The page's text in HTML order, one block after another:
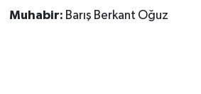
Muhabir: Barış Berkant Oğuz